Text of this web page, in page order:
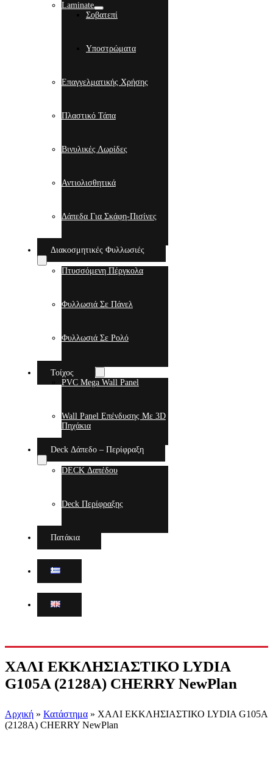
Laminate
Σοβατεπί
Υποστρώματα
Επαγγελματικής Χρήσης
Πλαστικό Τάπα
Βινυλικές Λωρίδες
Αντιολισθητικά
Δάπεδα Για Σκάφη-Πισίνες
Διακοσμητικές Φυλλωσιές
Πτυσσόμενη Πέργκολα
Φυλλωσιά Σε Πάνελ
Φυλλωσιά Σε Ρολό
Τοίχος
PVC Mega Wall Panel
Wall Panel Επένδυσης Με 3D
Πηχάκια
Deck Δάπεδο – Περίφραξη
DECK Δαπέδου
Deck Περίφραξης
Πατάκια
ΧΑΛΙ ΕΚΚΛΗΣΙΑΣΤΙΚΟ LYDIA
G105A (2128A) CHERRY NewPlan
Αρχική » Κατάστημα » ΧΑΛΙ ΕΚΚΛΗΣΙΑΣΤΙΚΟ LYDIA G105A
(2128A) CHERRY NewPlan